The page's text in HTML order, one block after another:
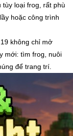
tùy loại frog, rất phù
hoặc công trình
không chỉ mở
mới: tìm frog, nuôi
để trang trí.